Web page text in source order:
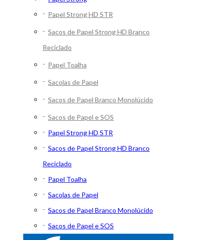
Papel Strong HD STR
Sacos de Papel Strong HD Branco
Reciclado
Papel Toalha
Sacolas de Papel
Sacos de Papel Branco Monolúcido
Sacos de Papel e SOS
Papel Strong HD STR
Sacos de Papel Strong HD Branco
Reciclado
Papel Toalha
Sacolas de Papel
Sacos de Papel Branco Monolúcido
Sacos de Papel e SOS